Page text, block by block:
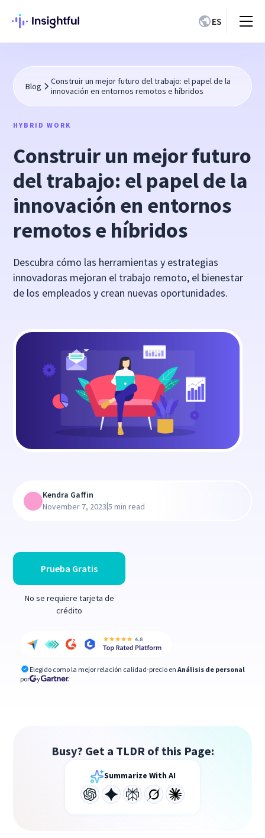
ES
Blog
Construir un mejor futuro del trabajo: el papel de la
innovación en entornos remotos e híbridos
HYBRID WORK
Construir un mejor futuro
del trabajo: el papel de la
innovación en entornos
remotos e híbridos
Descubra cómo las herramientas y estrategias
innovadoras mejoran el trabajo remoto, el bienestar
de los empleados y crean nuevas oportunidades.
Prueba Gratis
No se requiere tarjeta de
crédito
Elegido como la mejor relación calidad-precio en Análisis de personal
por
y
Kendra Gaffin
November 7, 2023|5 min read
Busy? Get a TLDR of this Page:
Summarize With AI